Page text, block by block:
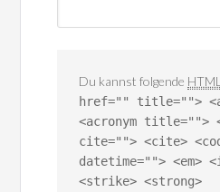
Du kannst folgende HTML
href="" title="">
<acronym title="">
cite=""> <cite>
datetime=""> <em>
<strike> <strong>